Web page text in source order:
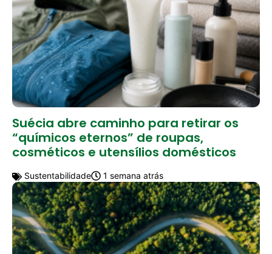
Suécia abre caminho para retirar os
“químicos eternos” de roupas,
cosméticos e utensílios domésticos
Sustentabilidade 1 semana atrás